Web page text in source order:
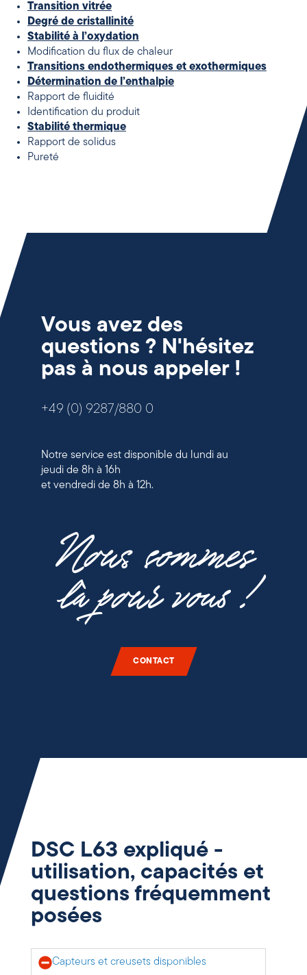
Transition vitrée
Degré de cristallinité
Stabilité à l’oxydation
Modification du flux de chaleur
Transitions endothermiques et exothermiques
Détermination de l’enthalpie
Rapport de fluidité
Identification du produit
Stabilité thermique
Rapport de solidus
Pureté
Vous avez des
questions ? N'hésitez
pas à nous appeler !
+49 (0) 9287/880 0
Notre service est disponible du lundi au
jeudi de 8h à 16h
et vendredi de 8h à 12h.
Nous sommes
là pour vous !
CONTACT
DSC L63 expliqué -
utilisation, capacités et
questions fréquemment
posées
Capteurs et creusets disponibles